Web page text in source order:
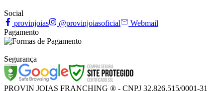
Social
provinjoias
@provinjoiasoficial
Webmail
Pagamento
Segurança
PROVIN JOIAS FRANCHING ® - CNPJ 32.826.515/0001-31